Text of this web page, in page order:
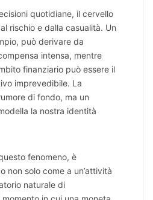
quotidiane, il cervello
rischio e dalla casualità. Un
può derivare da
intensa, mentre
finanziario può essere il
imprevedibile. La
di fondo, ma un
la nostra identità
fenomeno, è
non solo come a un’attività
naturale di